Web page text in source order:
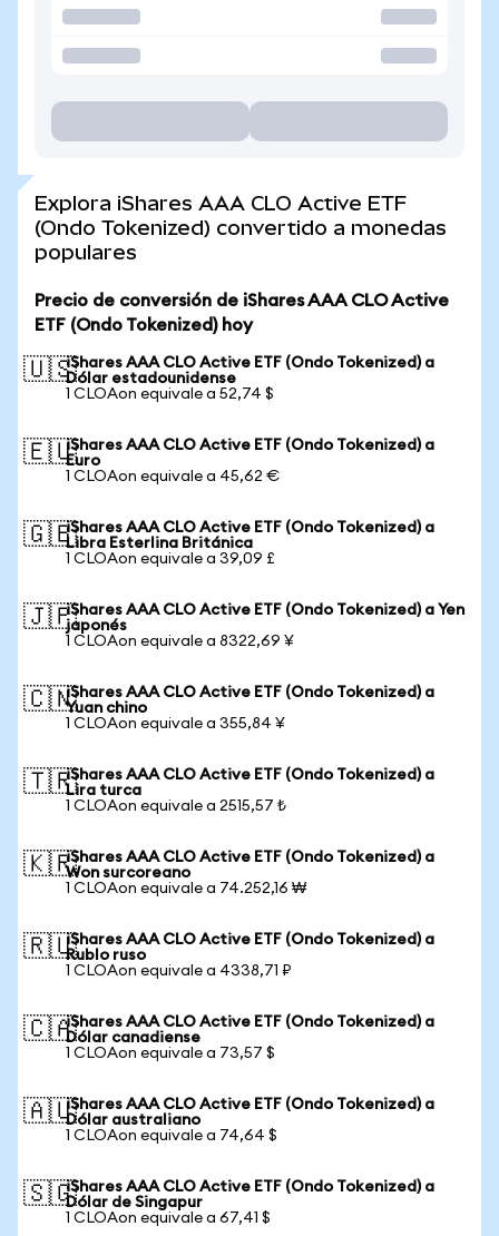
Explora iShares AAA CLO Active ETF
(Ondo Tokenized) convertido a monedas
populares
Precio de conversión de iShares AAA CLO Active
ETF (Ondo Tokenized) hoy
🇺🇸iShares AAA CLO Active ETF (Ondo Tokenized) a
Dólar estadounidense
1 CLOAon equivale a 52,74 $
🇪🇺iShares AAA CLO Active ETF (Ondo Tokenized) a
Euro
1 CLOAon equivale a 45,62 €
🇬🇧iShares AAA CLO Active ETF (Ondo Tokenized) a
Libra Esterlina Británica
1 CLOAon equivale a 39,09 £
🇯🇵iShares AAA CLO Active ETF (Ondo Tokenized) a Yen
japonés
1 CLOAon equivale a 8322,69 ¥
🇨🇳iShares AAA CLO Active ETF (Ondo Tokenized) a
Yuan chino
1 CLOAon equivale a 355,84 ¥
🇹🇷iShares AAA CLO Active ETF (Ondo Tokenized) a
Lira turca
1 CLOAon equivale a 2515,57 ₺
🇰🇷iShares AAA CLO Active ETF (Ondo Tokenized) a
Won surcoreano
1 CLOAon equivale a 74.252,16 ₩
🇷🇺iShares AAA CLO Active ETF (Ondo Tokenized) a
Rublo ruso
1 CLOAon equivale a 4338,71 ₽
🇨🇦iShares AAA CLO Active ETF (Ondo Tokenized) a
Dólar canadiense
1 CLOAon equivale a 73,57 $
🇦🇺iShares AAA CLO Active ETF (Ondo Tokenized) a
Dólar australiano
1 CLOAon equivale a 74,64 $
🇸🇬iShares AAA CLO Active ETF (Ondo Tokenized) a
Dólar de Singapur
1 CLOAon equivale a 67,41 $